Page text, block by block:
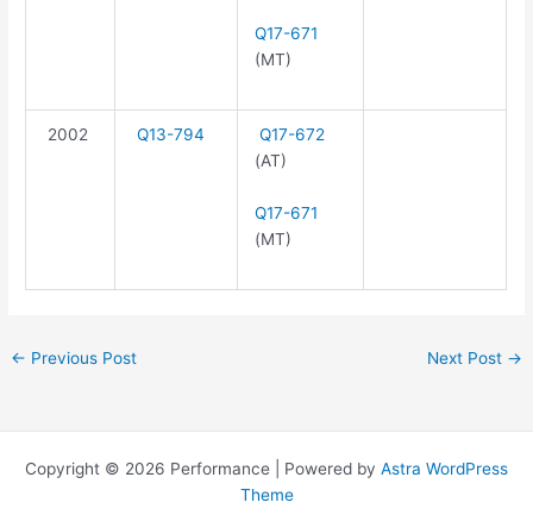
Q17-671
(MT)
2002 Q13-794
Q17-672
(AT)
Q17-671
(MT)
← Previous Post Next Post →
Copyright © 2026 Performance | Powered by Astra WordPress
Theme